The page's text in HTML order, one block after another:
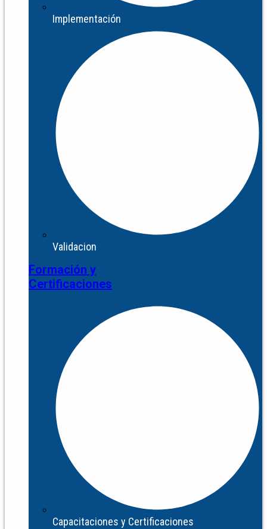
Implementación
Validacion
Formación y
Certificaciones
Capacitaciones y Certificaciones